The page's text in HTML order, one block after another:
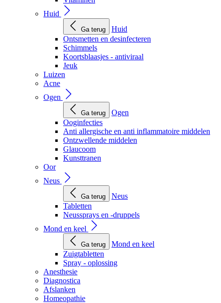
Huid
Ga terug
Huid
Ontsmetten en desinfecteren
Schimmels
Koortsblaasjes - antiviraal
Jeuk
Luizen
Acne
Ogen
Ga terug
Ogen
Ooginfecties
Anti allergische en anti inflammatoire middelen
Ontzwellende middelen
Glaucoom
Kunsttranen
Oor
Neus
Ga terug
Neus
Tabletten
Neussprays en -druppels
Mond en keel
Ga terug
Mond en keel
Zuigtabletten
Spray - oplossing
Anesthesie
Diagnostica
Afslanken
Homeopathie